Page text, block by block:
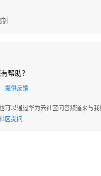
帮助？
提供反馈
可以通过华为云社区问答频道来与
区提问